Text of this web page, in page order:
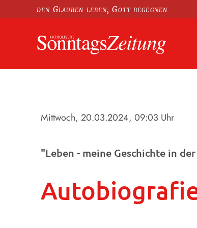
den Glauben leben, Gott begegnen
Mittwoch, 20.03.2024, 09:03 Uhr
"Leben - meine Geschichte in